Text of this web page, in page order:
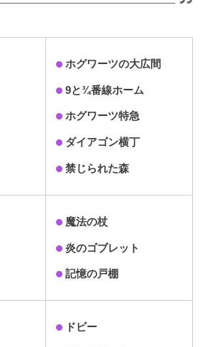
ホグワーツの大広間
9と¾番線ホーム
ホグワーツ特急
ダイアゴン横丁
禁じられた森
魔法の杖
炎のゴブレット
記憶の戸棚
ドビー